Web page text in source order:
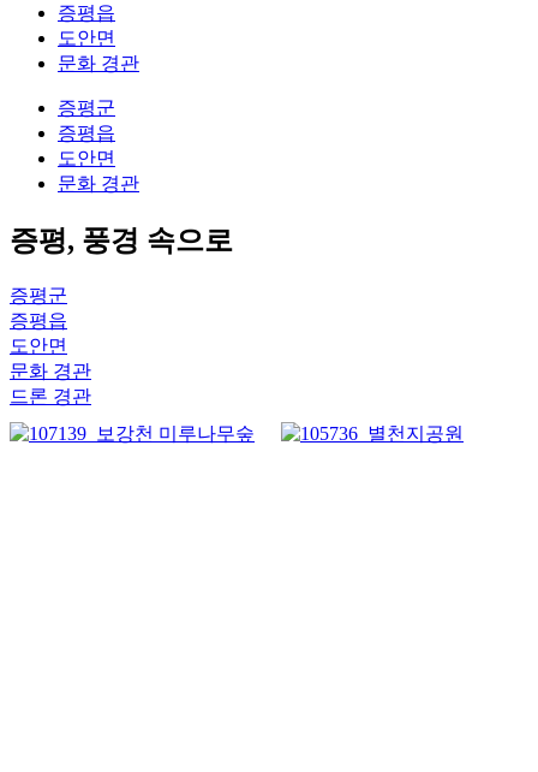
증평읍
도안면
문화 경관
증평군
증평읍
도안면
문화 경관
증평, 풍경 속으로
증평군
증평읍
도안면
문화 경관
드론 경관